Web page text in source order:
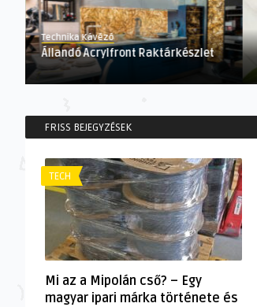
Technika Kávézó
Állandó Acrylfront Raktárkészlet
FRISS BEJEGYZÉSEK
TECH
Mi az a Mipolán cső? – Egy
magyar ipari márka története és